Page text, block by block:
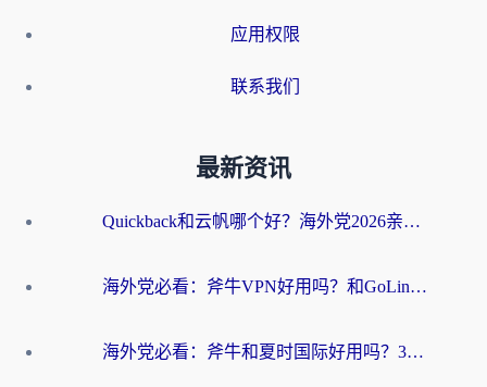
应用权限
联系我们
最新资讯
Quickback和云帆哪个好？海外党2026亲测指南：选对加速器大陆工具，无缝刷国内剧玩国服
海外党必看：斧牛VPN好用吗？和GoLinkVPN对比哪个回国效果更好？
海外党必看：斧牛和夏时国际好用吗？3步选对回国加速器，无缝刷国内资源